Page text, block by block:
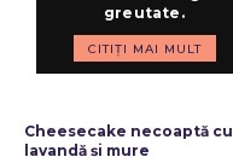
greutate.
CITIȚI MAI MULT
Cheesecake necoaptă cu
lavandă și mure